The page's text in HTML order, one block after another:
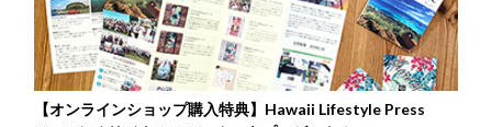
【オンラインショップ購入特典】Hawaii Lifestyle Press